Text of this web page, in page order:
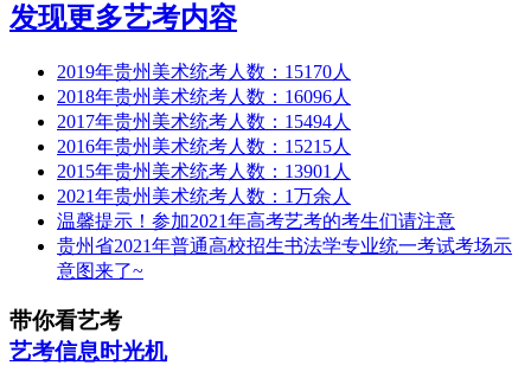
发现更多艺考内容
2019年贵州美术统考人数：15170人
2018年贵州美术统考人数：16096人
2017年贵州美术统考人数：15494人
2016年贵州美术统考人数：15215人
2015年贵州美术统考人数：13901人
2021年贵州美术统考人数：1万余人
温馨提示！参加2021年高考艺考的考生们请注意
贵州省2021年普通高校招生书法学专业统一考试考场示
意图来了~
带你看艺考
艺考信息时光机